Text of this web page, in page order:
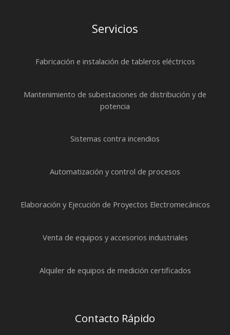
Servicios
Fabricación e instalación de tableros eléctricos
Mantenimiento de subestaciones de distribución y de
potencia
Sistemas contra incendios
Automatización y control de procesos
Elaboración y Ejecución de Proyectos Electromecánicos
Venta de equipos y accesorios industriales
Alquiler de equipos de medición certificados
Contacto Rápido